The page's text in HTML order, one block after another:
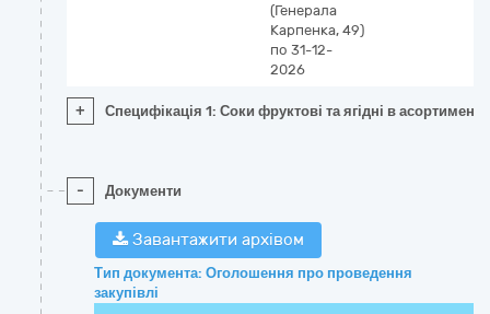
(Генерала
Карпенка, 49)
по 31-12-
2026
+ Специфікація 1: Соки фруктові та ягідні в
- Документи
Завантажити архівом
Тип документа: Оголошення про проведення
закупівлі